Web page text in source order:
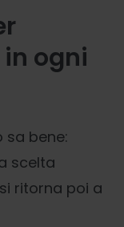
ogni
sa bene:
scelta
ritorna poi a